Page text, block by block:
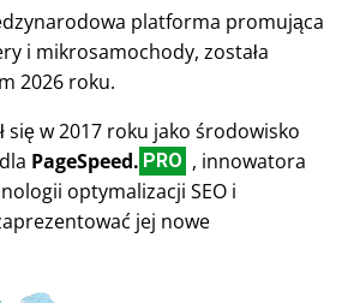
platforma promująca
i mikrosamochody, została
2026 roku.
się w 2017 roku jako środowisko
PageSpeed. PRO , innowatora
optymalizacji SEO i
jej nowe